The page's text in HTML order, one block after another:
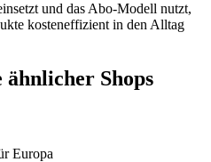
und das Abo-Modell nutzt,
kosteneffizient in den Alltag
ähnlicher Shops
Europa